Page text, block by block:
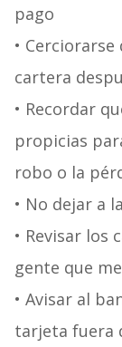
pago
•
cartera
• Recordar
propicias
robo o la
• No dejar a
• Revisar los
gente que
• Avisar al
tarjeta fuera